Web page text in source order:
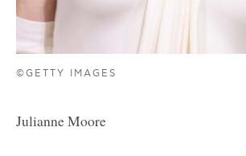
©GETTY IMAGES
Julianne Moore